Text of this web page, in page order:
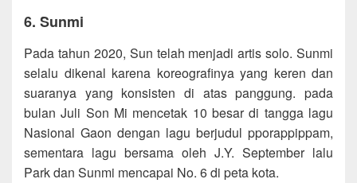
6. Sunmi
Pada tahun 2020, Sun telah menjadi artis solo. Sunmi
selalu dikenal karena koreografinya yang keren dan
suaranya yang konsisten di atas panggung. pada
bulan Juli Son Mi mencetak 10 besar di tangga lagu
Nasional Gaon dengan lagu berjudul pporappippam,
sementara lagu bersama oleh J.Y. September lalu
Park dan Sunmi mencapai No. 6 di peta kota.